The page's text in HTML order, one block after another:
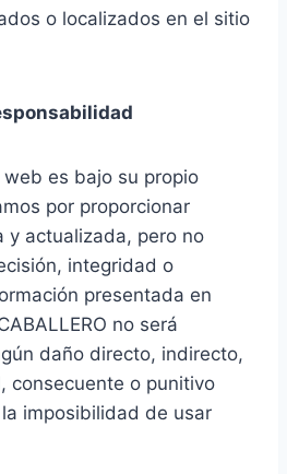
o localizados en el sitio
es bajo su propio
por proporcionar
y actualizada, pero no
integridad o
presentada en
no será
daño directo, indirecto,
consecuente o punitivo
imposibilidad de usar